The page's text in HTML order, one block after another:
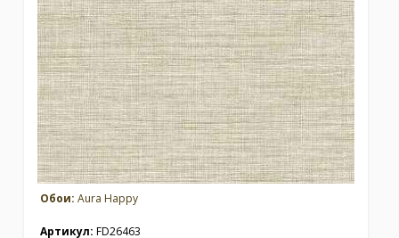
Обои: Aura Happy
Артикул: FD26463